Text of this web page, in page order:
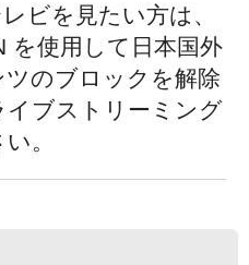
ビを見たい方は、
を使用して日本国外
のブロックを解除
イブストリーミング
。